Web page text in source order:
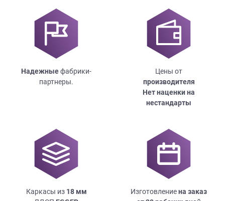
Надежныефабрики-
партнеры.
Цены от
производителя
Нет наценки на
нестандарты
Каркасы из 18мм
Изготовлениена заказ